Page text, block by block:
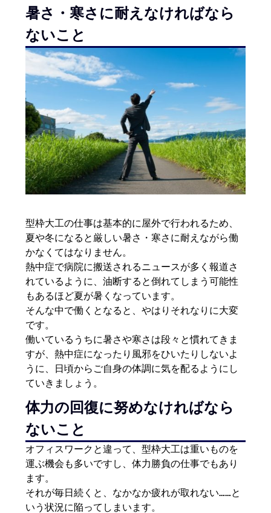
暑さ・寒さに耐えなければなら
ないこと
型枠大工の仕事は基本的に屋外で行われるため、
夏や冬になると厳しい暑さ・寒さに耐えながら働
かなくてはなりません。
熱中症で病院に搬送されるニュースが多く報道さ
れているように、油断すると倒れてしまう可能性
もあるほど夏が暑くなっています。
そんな中で働くとなると、やはりそれなりに大変
です。
働いているうちに暑さや寒さは段々と慣れてきま
すが、熱中症になったり風邪をひいたりしないよ
うに、日頃からご自身の体調に気を配るようにし
ていきましょう。
体力の回復に努めなければなら
ないこと
オフィスワークと違って、型枠大工は重いものを
運ぶ機会も多いですし、体力勝負の仕事でもあり
ます。
それが毎日続くと、なかなか疲れが取れない……と
いう状況に陥ってしまいます。